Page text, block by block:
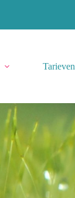
Tarieven